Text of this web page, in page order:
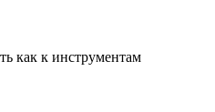
как к инструментам